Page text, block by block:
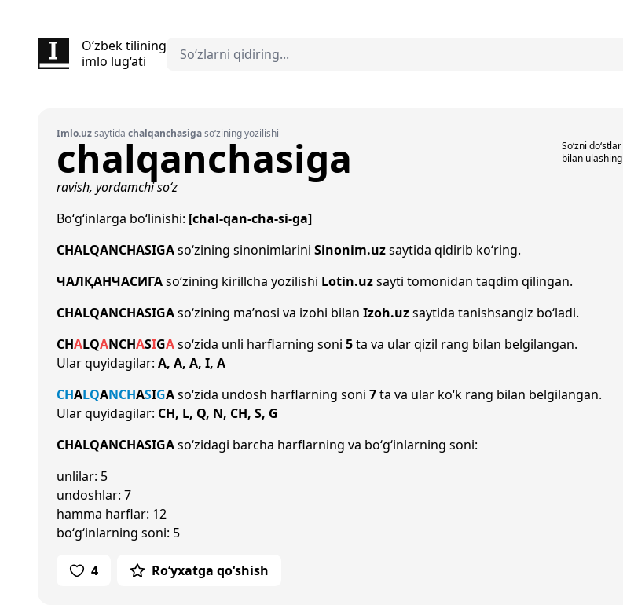
O‘zbek tilining
imlo lug‘ati
Imlo.uzsaytida chalqanchasigaso‘zining yozilishi
chalqanchasiga
So‘zni do‘stlar
bilan ulashing
ravish, yordamchi so‘z
Bo‘g‘inlarga bo‘linishi: [chal-qan-cha-si-ga]
CHALQANCHASIGAso‘zining sinonimlarini Sinonim.uzsaytida qidirib ko‘ring.
ЧАЛҚАНЧАСИГАso‘zining kirillcha yozilishi Lotin.uzsayti tomonidan taqdim qilingan.
CHALQANCHASIGAso‘zining ma’nosi va izohi bilan Izoh.uzsaytida tanishsangiz bo‘ladi.
CHALQANCHASIGAso‘zida unli harflarning soni 5ta va ular qizil rang bilan belgilangan.
Ular quyidagilar: A, A, A, I, A
CHALQANCHASIGAso‘zida undosh harflarning soni 7ta va ular ko‘k rang bilan belgilangan.
Ular quyidagilar: CH, L, Q, N, CH, S, G
CHALQANCHASIGAso‘zidagi barcha harflarning va bo‘g‘inlarning soni:
unlilar: 5
undoshlar: 7
hamma harflar: 12
bo‘g‘inlarning soni: 5
4 Ro‘yxatga qo‘shish